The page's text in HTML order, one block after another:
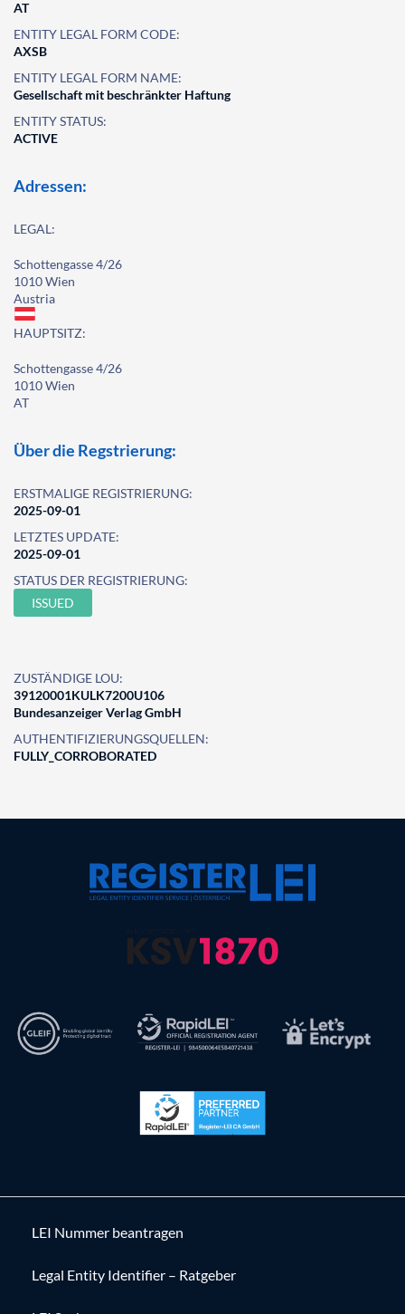
AT
ENTITY LEGAL FORM CODE:
AXSB
ENTITY LEGAL FORM NAME:
Gesellschaft mit beschränkter Haftung
ENTITY STATUS:
ACTIVE
Adressen:
LEGAL:
Schottengasse 4/26
1010 Wien
Austria
HAUPTSITZ:
Schottengasse 4/26
1010 Wien
AT
Über die Regstrierung:
ERSTMALIGE REGISTRIERUNG:
2025-09-01
LETZTES UPDATE:
2025-09-01
STATUS DER REGISTRIERUNG:
ISSUED
ZUSTÄNDIGE LOU:
39120001KULK7200U106
Bundesanzeiger Verlag GmbH
AUTHENTIFIZIERUNGSQUELLEN:
FULLY_CORROBORATED
LEI Nummer beantragen
Legal Entity Identifier – Ratgeber